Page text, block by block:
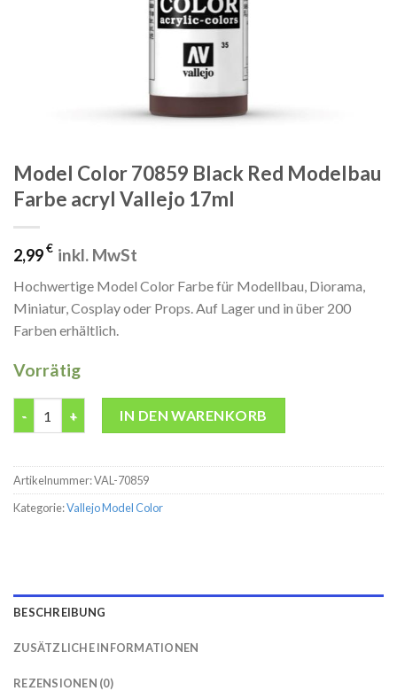
Model Color 70859 Black Red Modelbau
Farbe acryl Vallejo 17ml
2,99€ inkl. MwSt
Hochwertige Model Color Farbe für Modellbau, Diorama,
Miniatur, Cosplay oder Props. Auf Lager und in über 200
Farben erhältlich.
Vorrätig
IN DEN WARENKORB
Artikelnummer:VAL-70859
Kategorie:Vallejo Model Color
BESCHREIBUNG
ZUSÄTZLICHE INFORMATIONEN
REZENSIONEN (0)